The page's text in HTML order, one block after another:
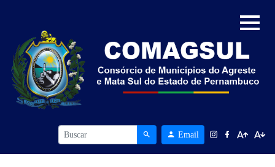
Email